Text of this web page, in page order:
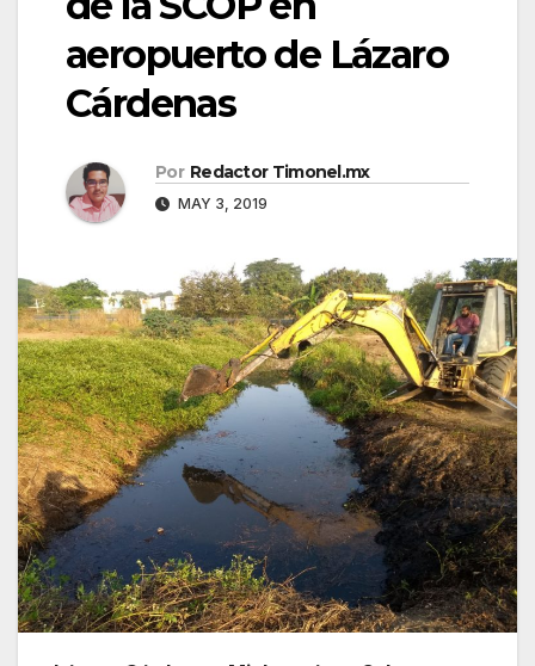
aeropuerto de Lázaro
Cárdenas
Por Redactor Timonel.mx
MAY 3, 2019